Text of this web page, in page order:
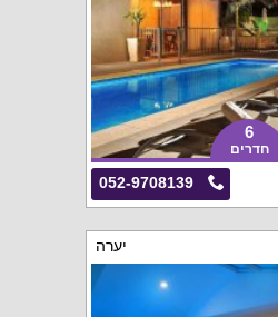
6
חדרים
052-9708139
יערה